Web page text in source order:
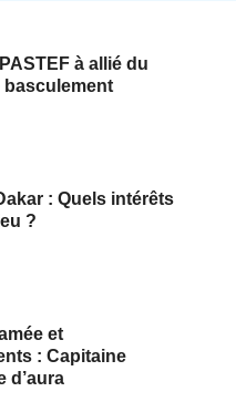
à allié du
basculement
: Quels intérêts
?
et
: Capitaine
d’aura